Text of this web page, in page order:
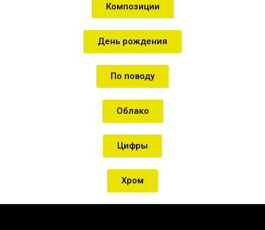
Композиции
День рождения
По поводу
Облако
Цифры
Хром